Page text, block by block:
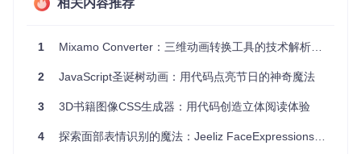
插值等多种高级特性。
参考。
总的来说，如果你需要在Python项目中涉及3D空间的旋转和
几行代码，就可以实现复杂的3D旋转效果，为你的项目增添无
的3D编程之旅吧！
相关内容推荐
1 Mixamo Converter：三维动画转换工具的技术解析与应用指南
2 JavaScript圣诞树动画：用代码点亮节日的神奇魔法
3 3D书籍图像CSS生成器：用代码创造立体阅读体验
4 探索面部表情识别的魔法：Jeeliz FaceExpressions 开源库